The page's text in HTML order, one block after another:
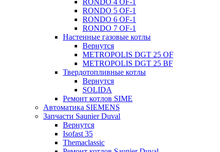
RONDO 4 OF-1
RONDO 5 OF-1
RONDO 6 OF-1
RONDO 7 OF-1
Настенные газовые котлы
Вернутся
METROPOLIS DGT 25 OF
METROPOLIS DGT 25 BF
Твердотопливные котлы
Вернутся
SOLIDA
Ремонт котлов SIME
Автоматика SIEMENS
Запчасти Saunier Duval
Вернутся
Isofast 35
Themaclassic